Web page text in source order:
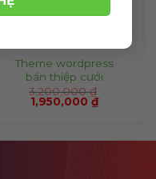
Theme wordpress
bán thiệp cưới
3,200,000₫
1,950,000 ₫